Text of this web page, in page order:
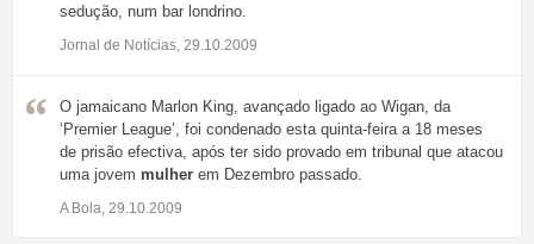
sedução, num bar londrino.
Jornal de Notícias, 29.10.2009
O jamaicano Marlon King, avançado ligado ao Wigan, da
‘Premier League’, foi condenado esta quinta-feira a 18 meses
de prisão efectiva, após ter sido provado em tribunal que atacou
uma jovem mulher em Dezembro passado.
A Bola, 29.10.2009